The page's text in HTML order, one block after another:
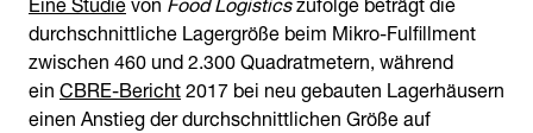
durchschnittliche Lagergröße beim Mikro-Fulfillment
zwischen 460 und 2.300 Quadratmetern, während
einCBRE-Bericht2017 bei neu gebauten Lagerhäusern
einen Anstieg der durchschnittlichen Größe auf